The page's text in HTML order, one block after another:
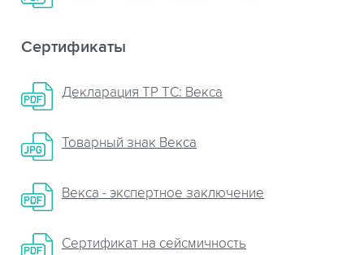
Сертификаты
Декларация ТР ТС: Векса
Товарный знак Векса
Векса - экспертное заключение
Сертификат на сейсмичность